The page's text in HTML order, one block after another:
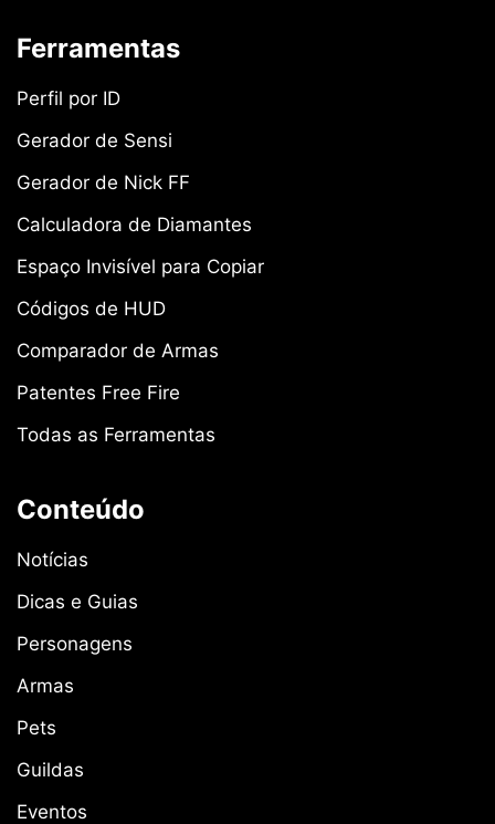
Ferramentas
Perfil por ID
Gerador de Sensi
Gerador de Nick FF
Calculadora de Diamantes
Espaço Invisível para Copiar
Códigos de HUD
Comparador de Armas
Patentes Free Fire
Todas as Ferramentas
Conteúdo
Notícias
Dicas e Guias
Personagens
Armas
Pets
Guildas
Eventos